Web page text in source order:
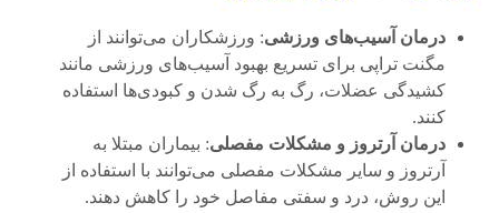
درمان آسیب‌های ورزشی: ورزشکاران می‌توانند از
مگنت تراپی برای تسریع بهبود آسیب‌های ورزشی مانند
کشیدگی عضلات، رگ به رگ شدن و کبودی‌ها استفاده
کنند.
درمان آرتروز و مشکلات مفصلی: بیماران مبتلا به
آرتروز و سایر مشکلات مفصلی می‌توانند با استفاده از
این روش، درد و سفتی مفاصل خود را کاهش دهند.